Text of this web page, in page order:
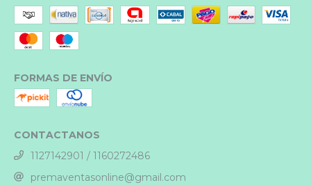
FORMAS DE ENVÍO
CONTACTANOS
1127142901 / 1160272486
premaventasonline@gmail.com